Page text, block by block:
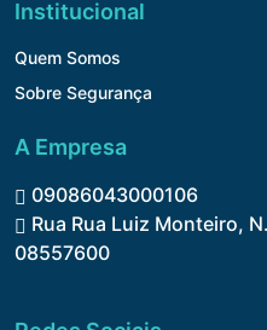
Institucional
Quem Somos
Sobre Segurança
A Empresa
09086043000106
Rua Rua Luiz Monteiro,
08557600